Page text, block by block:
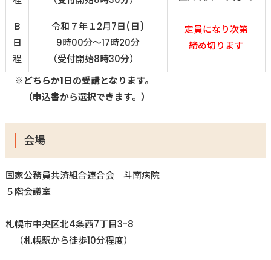
定員になり次第
締め切ります
B
日
程
令和７年１2月7日(日)
9時00分〜17時20分
（受付開始8時30分）
※どちらか1日の受講となります。
（申込書から選択できます。）
会場
国家公務員共済組合連合会 斗南病院
５階会議室
札幌市中央区北4条西7丁目3-8
（札幌駅から徒歩10分程度）